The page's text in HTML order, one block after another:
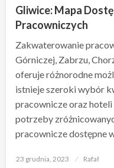
Gliwice: Mapa
Pracowniczych
Zakwaterowanie
Górniczej, Zabrzu,
oferuje różnorodne
istnieje szeroki wybór
pracownicze oraz
potrzeby
pracownicze dostępne
Opublikowane
23 grudnia, 2023 Rafał